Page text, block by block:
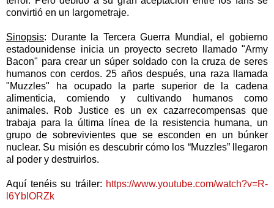
convirtió en un largometraje.
Sinopsis: Durante la Tercera Guerra Mundial, el gobierno
estadounidense inicia un proyecto secreto llamado "Army
Bacon" para crear un súper soldado con la cruza de seres
humanos con cerdos. 25 años después, una raza llamada
"Muzzles" ha ocupado la parte superior de la cadena
alimenticia, comiendo y cultivando humanos como
animales. Rob Justice es un ex cazarrecompensas que
trabaja para la última línea de la resistencia humana, un
grupo de sobrevivientes que se esconden en un búnker
nuclear. Su misión es descubrir cómo los “Muzzles” llegaron
al poder y destruirlos.
Aquí tenéis su tráiler: https://www.youtube.com/watch?v=R-
l6YbIORZk